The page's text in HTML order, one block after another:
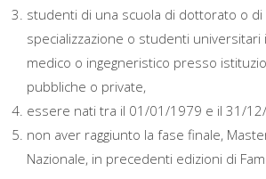
studenti di una scuola di dottorato o di
specializzazione o studenti universitari
medico o ingegneristico presso
pubbliche o private,
essere nati tra il 01/01/1979 e il 31/
non aver raggiunto la fase finale,
Nazionale, in precedenti edizioni di